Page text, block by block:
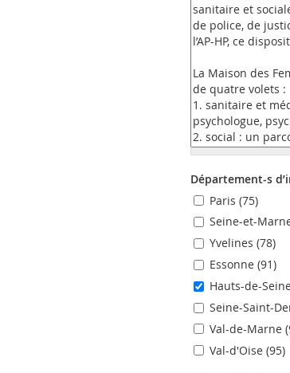
Département-s
Paris (75)
Seine-et-
Yvelines (78)
Essonne (91)
Hauts-de-
Seine-Saint-
Val-de-Marne
Val-d'Oise (95)